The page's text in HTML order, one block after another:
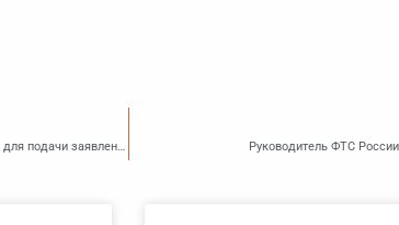
Приморский Росреестр информирует граждан, как собрать правильный пакет документов для подачи заявления в Росреестр. Руководитель ФТС